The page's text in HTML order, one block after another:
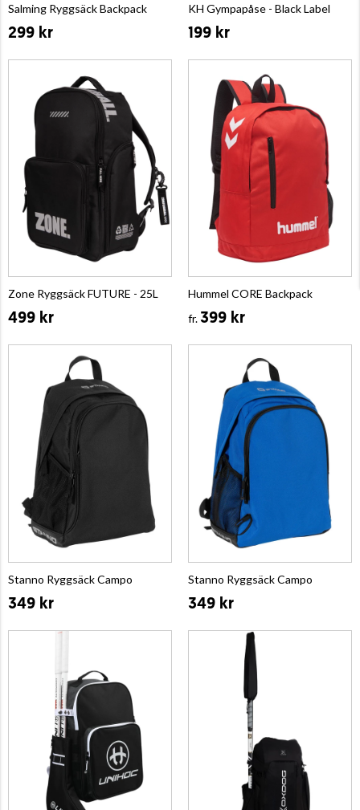
Salming Ryggsäck Backpack
299 kr
KH Gympapåse - Black Label
199 kr
Zone Ryggsäck FUTURE - 25L
499 kr
Hummel CORE Backpack
fr.399 kr
Stanno Ryggsäck Campo
349 kr
Stanno Ryggsäck Campo
349 kr